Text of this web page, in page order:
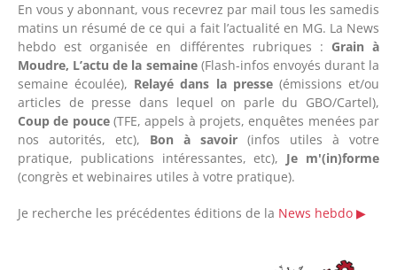
En vous y abonnant, vous recevrez par mail tous les samedis
matins un résumé de ce qui a fait l’actualité en MG. La News
hebdo est organisée en différentes rubriques : Grain à
Moudre, L’actu de la semaine(Flash-infos envoyés durant la
semaine écoulée), Relayé dans la presse(émissions et/ou
articles de presse dans lequel on parle du GBO/Cartel),
Coup de pouce(TFE, appels à projets, enquêtes menées par
nos autorités, etc), Bon à savoir (infos utiles à votre
pratique, publications intéressantes, etc), Je m'(in)forme
(congrès et webinaires utiles à votre pratique).
Je recherche les précédentes éditions de la News hebdo ▶︎